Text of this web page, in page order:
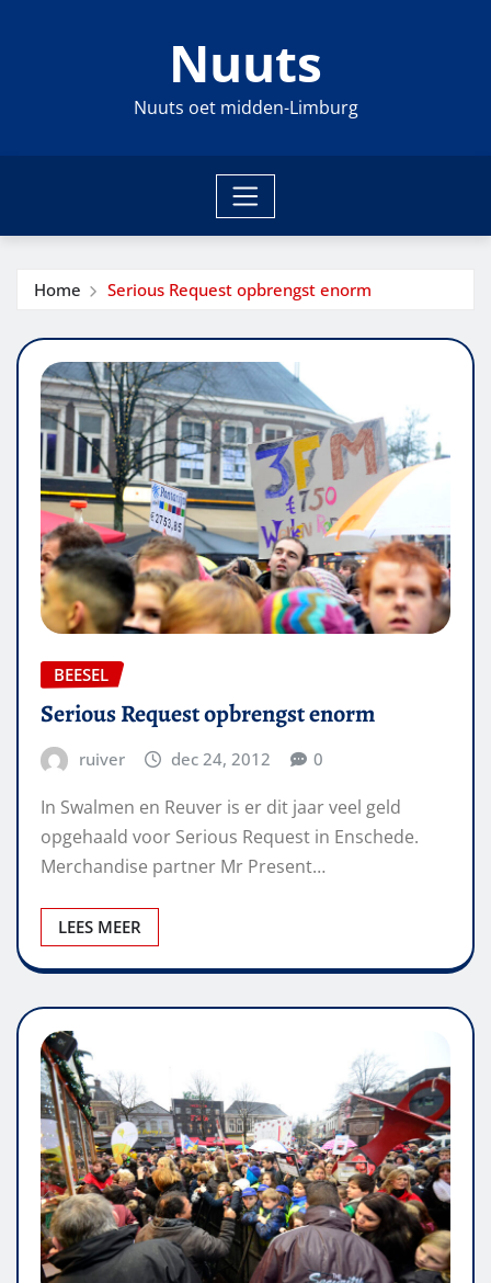
Nuuts
Nuuts oet midden-Limburg
Home Serious Request opbrengst enorm
BEESEL
Serious Request opbrengst enorm
ruiver dec 24, 2012 0
In Swalmen en Reuver is er dit jaar veel geld
opgehaald voor Serious Request in Enschede.
Merchandise partner Mr Present…
LEES MEER